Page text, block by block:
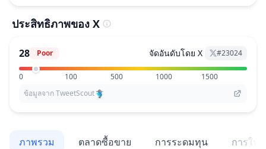
ประสิทธิภาพของ X
28 Poor จัดอันดับโดย X #23024
0 100 500 1000
1500
ข้อมูลจาก TweetScout
ภาพรวม ตลาดซื้อขาย การระดมทุน การให้